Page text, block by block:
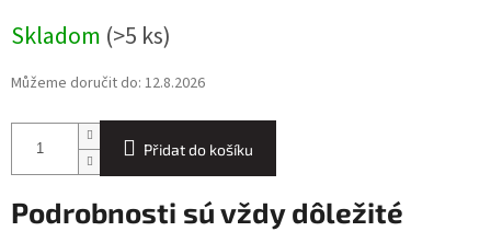
cena:
Skladom (>5 ks)
Můžeme doručit do: 12.8.2026
Přidat do košíku
Podrobnosti sú vždy dôležité